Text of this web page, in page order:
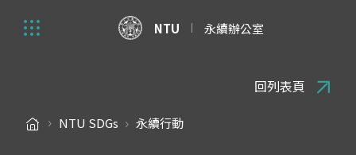
NTU 永續辦公室
NTU SDGs 永續行動
回列表頁